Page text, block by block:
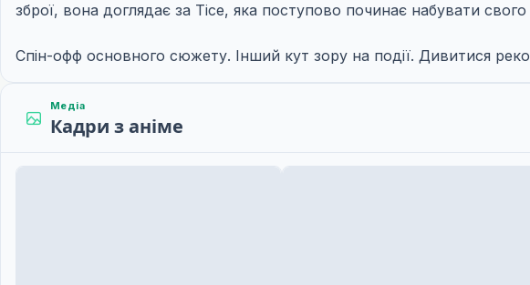
зброї, вона доглядає за Тісе, яка поступово починає набувати
Спін-офф основного сюжету. Інший кут зору на події. Дивитися
Медіа
Кадри з аніме